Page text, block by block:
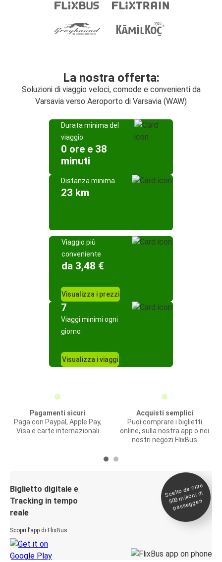
La nostra offerta:
Soluzioni di viaggio veloci, comode e convenienti da
Varsavia verso Aeroporto di Varsavia (WAW)
Durata minima del
viaggio
0 ore e 38
minuti
Distanza minima
23 km
Viaggio più
conveniente
da 3,48 €
Visualizza i prezzi
7
Viaggi minimi ogni
giorno
Visualizza i viaggi
Pagamenti sicuri
Paga con Paypal, Apple Pay,
Visa e carte internazionali
Acquisti semplici
Puoi comprare i biglietti
online, sulla nostra app o nei
nostri negozi FlixBus
Biglietto digitale e
Tracking in tempo
reale
Scopri l’app di FlixBus
Scelto da oltre
500
milioni di
passeggeri